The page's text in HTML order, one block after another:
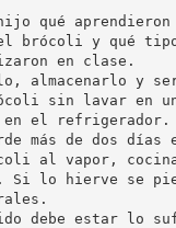
qué
brócoli y qué
en clase.
almacenarlo y
sin lavar en
el refrigerador.
más de dos días
al vapor,
Si lo hierve se
debe estar lo